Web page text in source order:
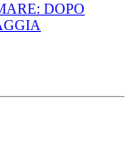
DOPO